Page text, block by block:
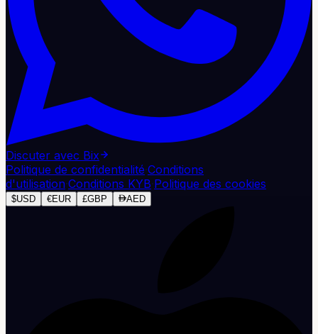
Discuter avec Bix
Politique de confidentialité·Conditions
d'utilisation·Conditions KYB·Politique des cookies
$USD €EUR £GBP AED